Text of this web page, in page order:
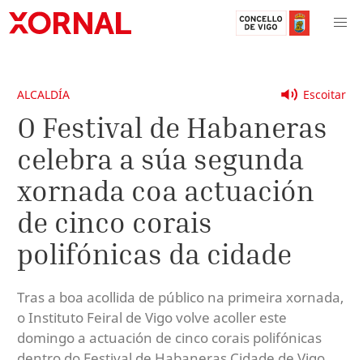
Escoitar
ALCALDÍA
O Festival de Habaneras
celebra a súa segunda
xornada coa actuación
de cinco corais
polifónicas da cidade
Tras a boa acollida de público na primeira xornada,
o Instituto Feiral de Vigo volve acoller este
domingo a actuación de cinco corais polifónicas